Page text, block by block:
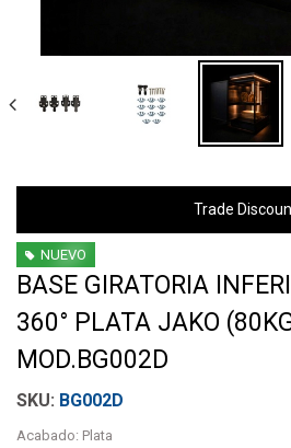
Trade
NUEVO
BASE GIRATORIA
360° PLATA JAKO
MOD.BG002D
BG002D
Acabado: Plata